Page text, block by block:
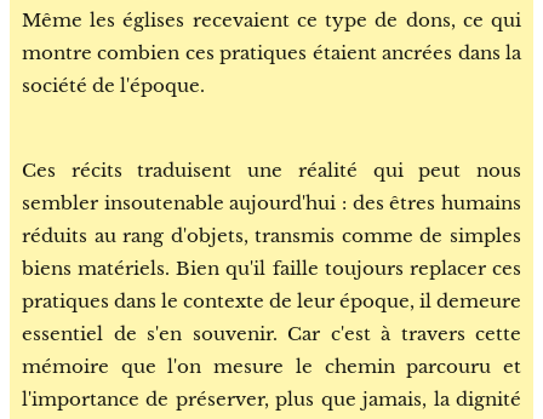
Même les églises recevaient ce type de dons, ce qui
montre combien ces pratiques étaient ancrées dans la
société de l'époque.
Ces récits traduisent une réalité qui peut nous
sembler insoutenable aujourd'hui : des êtres humains
réduits au rang d'objets, transmis comme de simples
biens matériels. Bien qu'il faille toujours replacer ces
pratiques dans le contexte de leur époque, il demeure
essentiel de s'en souvenir. Car c'est à travers cette
mémoire que l'on mesure le chemin parcouru et
l'importance de préserver, plus que jamais, la dignité